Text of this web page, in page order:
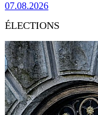
07.08.2026
ÉLECTIONS